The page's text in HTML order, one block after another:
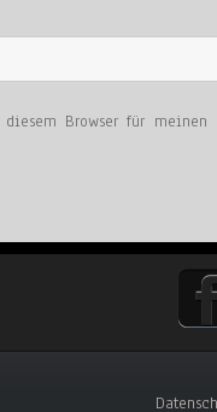
Browser für meinen